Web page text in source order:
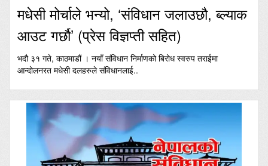
मधेसी मोर्चाले भन्यो, ‘संविधान जलाउछौ, ब्ल्याक
आउट गर्छौ’ (प्रेस विज्ञप्ती सहित)
भदौ ३१ गते, काठमाडौं । नयाँ संविधान निर्माणको बिरोध स्वरुप तराईमा
आन्दोलनरत मधेसी दलहरुले संविधानलाई..